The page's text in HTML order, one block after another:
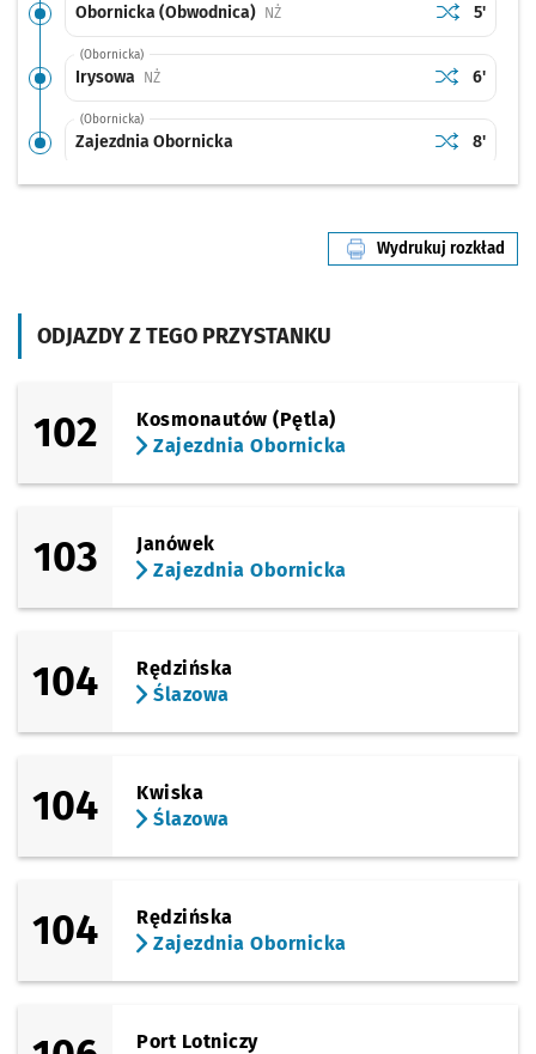
Obornicka (Obwodnica) NŻPrzystanek na życzenie Sprawdź
Obornicka
Czas
5'
(Obornicka)
Irysowa NŻPrzystanek na życzenie Sprawdź
IrysowaCzas
6'
(Obornicka)
Zajezdnia Obornicka Sprawdź
Zajezdnia
Czas
8'
Wydrukuj rozkład
linii nr 101
ODJAZDY Z TEGO PRZYSTANKU
102
Kosmonautów (Pętla)
Zajezdnia Obornicka
103
Janówek
Zajezdnia Obornicka
104
Rędzińska
Ślazowa
104
Kwiska
Ślazowa
104
Rędzińska
Zajezdnia Obornicka
Port Lotniczy